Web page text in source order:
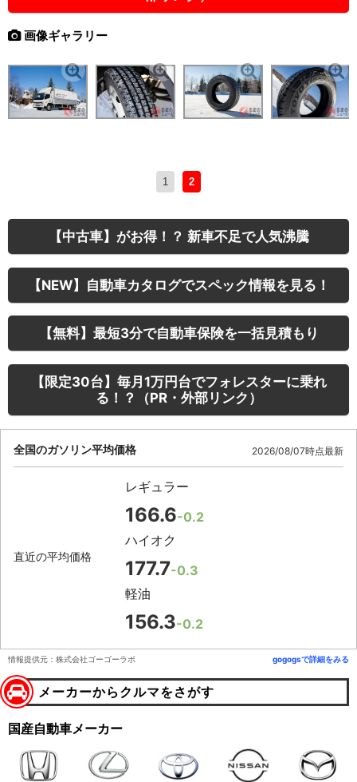
画像ギャラリー
1 2
【中古車】がお得！？ 新車不足で人気沸騰
【NEW】自動車カタログでスペック情報を見る！
【無料】最短3分で自動車保険を一括見積もり
【限定30台】毎月1万円台でフォレスターに乗れ
る！？（PR・外部リンク）
全国のガソリン平均価格 2026/08/07時点最新
直近の平均価格
レギュラー
166.6-0.2
ハイオク
177.7-0.3
軽油
156.3-0.2
情報提供元：株式会社ゴーゴーラボ gogogsで詳細をみる
メーカーからクルマをさがす
国産自動車メーカー